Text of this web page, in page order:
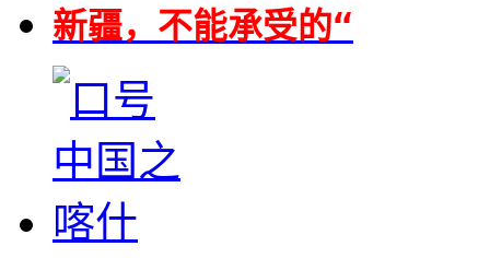
新疆，不能承受的“